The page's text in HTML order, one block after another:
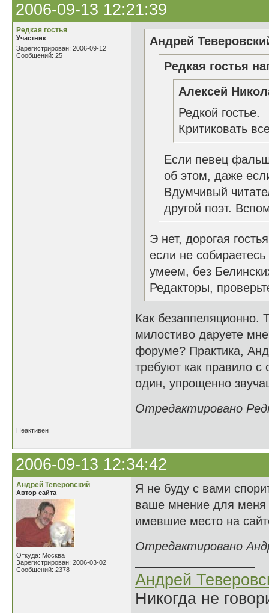
2006-09-13 12:21:39
Редкая гостья
Участник
Зарегистрирован: 2006-09-12
Сообщений: 25
Андрей
Редкая гостья
Алексей
Редкой гостье.
Критиковать
Если певец
об этом, даже
Вдумчивый
другой поэт.
Э нет, дорогая
если не
умеем, без
Редакторы,
Как безаппеляционно.
милостиво даруете
форуме? Практика,
требуют как правило
один, упрощенно
Отредактировано
Неактивен
2006-09-13 12:34:42
Андрей Теверовский
Автор сайта
Откуда: Москва
Зарегистрирован: 2006-03-02
Сообщений: 2378
Я не буду с вами
ваше мнение для меня
имевшие место на
Отредактировано
Андрей
Никогда не